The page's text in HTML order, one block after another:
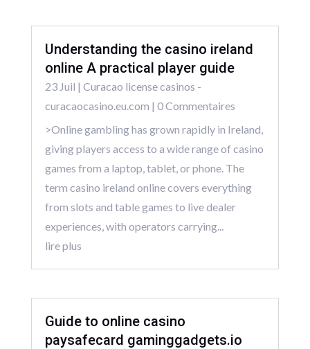
Understanding the casino ireland
online A practical player guide
23 Juil | Curacao license casinos -
curacaocasino.eu.com | 0 Commentaires
>Online gambling has grown rapidly in Ireland,
giving players access to a wide range of casino
games from a laptop, tablet, or phone. The
term casino ireland online covers everything
from slots and table games to live dealer
experiences, with operators carrying...
lire plus
Guide to online casino
paysafecard gaminggadgets.io